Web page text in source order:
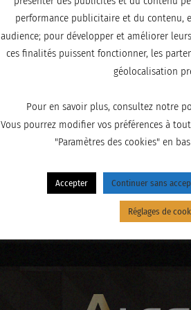
performance publicitaire et du contenu,
audience; pour développer et améliorer
ces finalités puissent fonctionner, les
géolocalisation
Pour en savoir plus, consultez notre
Vous pourrez modifier vos préférences à
"Paramètres des cookies" en
Accepter Continuer sans
Réglages de